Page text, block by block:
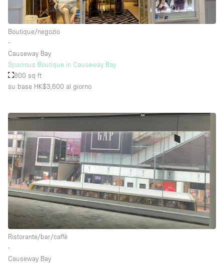
Boutique/negozio
∙
Causeway Bay
Spacious Boutique in Causeway Bay
800 sq ft
su base HK$3,600 al giorno
Ristorante/bar/caffè
∙
Causeway Bay